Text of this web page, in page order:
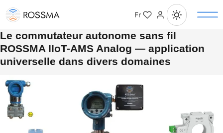
Fr
Le commutateur autonome sans fil
ROSSMA IIoT-AMS Analog — application
universelle dans divers domaines